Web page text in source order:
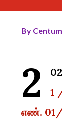
By
2
1
எண். 01/